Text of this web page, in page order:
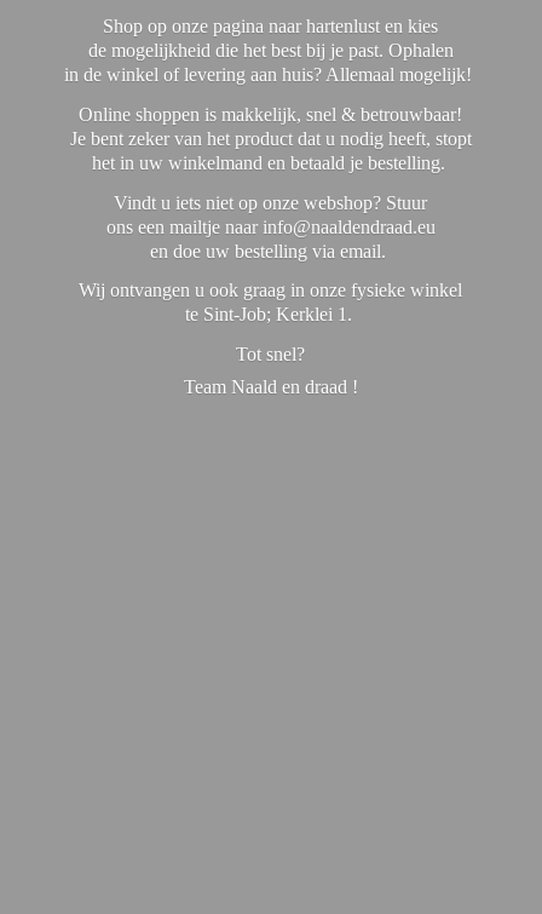
Shop op onze pagina naar hartenlust en kies
de mogelijkheid die het best bij je past. Ophalen
in de winkel of levering aan huis? Allemaal mogelijk!
Online shoppen is makkelijk, snel & betrouwbaar!
Je bent zeker van het product dat u nodig heeft, stopt
het in uw winkelmand en betaald je bestelling.
Vindt u iets niet op onze webshop? Stuur
ons een mailtje naar info@naaldendraad.eu
en doe uw bestelling via email.
Wij ontvangen u ook graag in onze fysieke winkel
te Sint-Job; Kerklei 1.
Tot snel?
Team Naald en draad !